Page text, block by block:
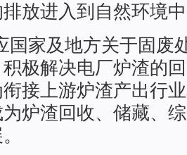
放进入到自然环境
家及地方关于固废
极解决电厂炉渣的
接上游炉渣产出行
炉渣回收、储藏、